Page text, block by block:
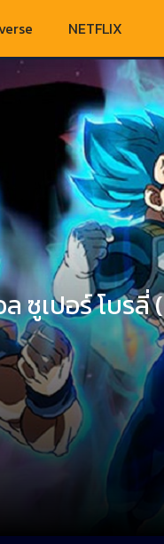
NETFLIX
ซูเปอร์ โบรลี่